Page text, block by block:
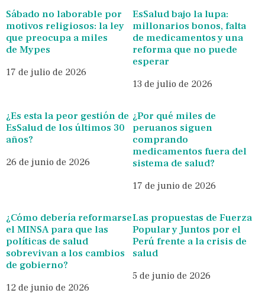
Sábado no laborable por
motivos religiosos: la ley
que preocupa a miles
de Mypes
17 de julio de 2026
EsSalud bajo la lupa:
millonarios bonos, falta
de medicamentos y una
reforma que no puede
esperar
13 de julio de 2026
¿Es esta la peor gestión de
EsSalud de los últimos 30
años?
26 de junio de 2026
¿Por qué miles de
peruanos siguen
comprando
medicamentos fuera del
sistema de salud?
17 de junio de 2026
¿Cómo debería reformarse
el MINSA para que las
políticas de salud
sobrevivan a los cambios
de gobierno?
12 de junio de 2026
Las propuestas de Fuerza
Popular y Juntos por el
Perú frente a la crisis de
salud
5 de junio de 2026